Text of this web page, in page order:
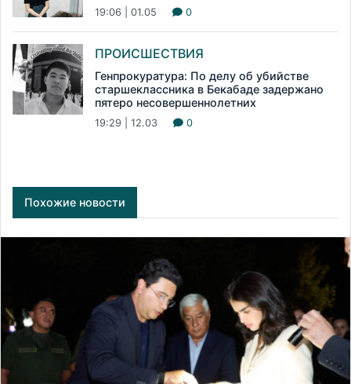
19:06 | 01.05 0
ПРОИСШЕСТВИЯ
Генпрокуратура: По делу об убийстве
старшеклассника в Бекабаде задержано
пятеро несовершеннолетних
19:29 | 12.03 0
Похожие новости